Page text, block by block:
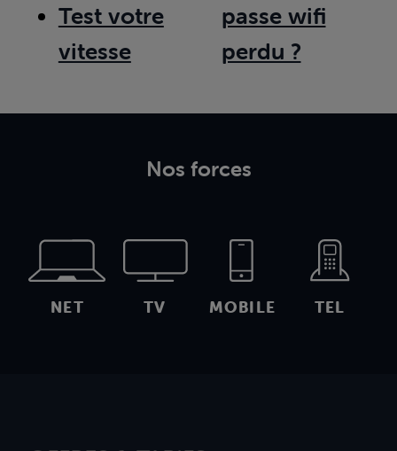
Test votre
vitesse
passe wifi
perdu ?
Nos forces
NET TV MOBILE TEL